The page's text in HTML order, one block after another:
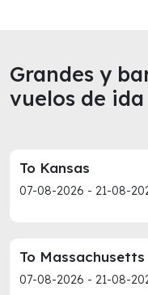
Grandes y
vuelos de
To Kansas
07-08-2026 - 21-08-
To Massachusetts
07-08-2026 - 21-08-